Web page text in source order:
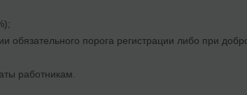
порога регистрации либо при
работникам.